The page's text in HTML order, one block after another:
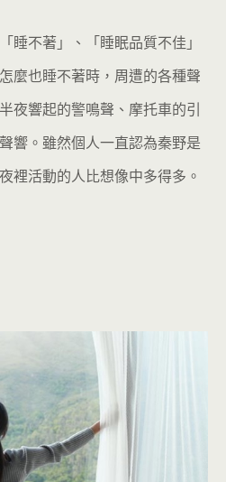
睡不著」、「睡眠品質不佳」
麼也睡不著時，周遭的各種聲
夜響起的警鳴聲、摩托車的引
響。雖然個人一直認為秦野是
裡活動的人比想像中多得多。